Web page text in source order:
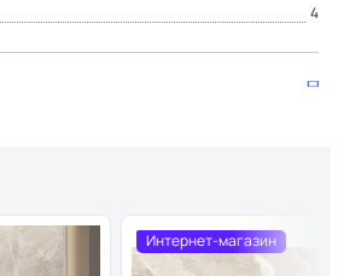
4
Интернет-магазин